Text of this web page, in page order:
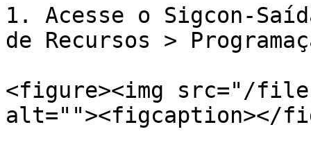
1. Acesse o Sigcon-
de Recursos >
<figure><img src="/files/
alt=""><figcaption></